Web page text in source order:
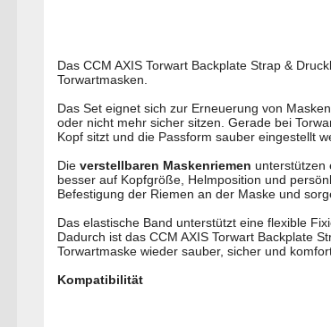
Das CCM AXIS Torwart Backplate Strap &
Torwartmasken.
Das Set eignet sich zur Erneuerung von
oder nicht mehr sicher sitzen. Gerade bei
Kopf sitzt und die Passform sauber eingestellt
Die verstellbaren Maskenriemen unterstützen
besser auf Kopfgröße, Helmposition und
Befestigung der Riemen an der Maske und
Das elastische Band unterstützt eine flexible
Dadurch ist das CCM AXIS Torwart Backplate
Torwartmaske wieder sauber, sicher und
Kompatibilität